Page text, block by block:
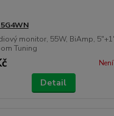
monitor, 55W, BiAmp,
Tuning
Detail